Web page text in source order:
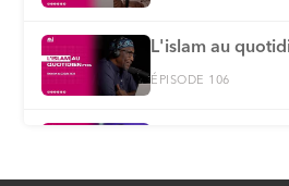
L'islam au
ÉPISODE 106